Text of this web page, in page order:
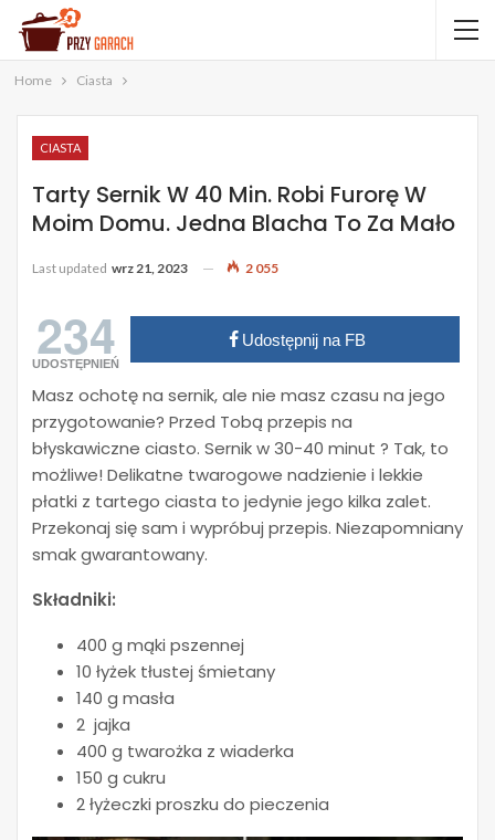
Home Ciasta
CIASTA
Tarty Sernik W 40 Min. Robi Furorę W
Moim Domu. Jedna Blacha To Za Mało
Last updated wrz 21, 2023 2 055
234
UDOSTĘPNIEŃ
Udostępnij na FB
Masz ochotę na sernik, ale nie masz czasu na jego
przygotowanie? Przed Tobą przepis na
błyskawiczne ciasto. Sernik w 30-40 minut ? Tak, to
możliwe! Delikatne twarogowe nadzienie i lekkie
płatki z tartego ciasta to jedynie jego kilka zalet.
Przekonaj się sam i wypróbuj przepis. Niezapomniany
smak gwarantowany.
Składniki:
400 g mąki pszennej
10 łyżek tłustej śmietany
140 g masła
2 jajka
400 g twarożka z wiaderka
150 g cukru
2 łyżeczki proszku do pieczenia